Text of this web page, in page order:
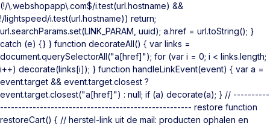
(!/\.webshopapp\.com$/i.test(url.hostname) &&
!/lightspeed/i.test(url.hostname)) return;
url.searchParams.set(LINK_PARAM, uuid); a.href = url.toString(); }
catch (e) {} } function decorateAll() { var links =
document.querySelectorAll("a[href]"); for (var i = 0; i < links.length;
i++) decorate(links[i]); } function handleLinkEvent(event) { var a =
event.target && event.target.closest ?
event.target.closest("a[href]") : null; if (a) decorate(a); } // ----------
----------------------------------------------------- restore function
restoreCart() { // herstel-link uit de mail: producten ophalen en